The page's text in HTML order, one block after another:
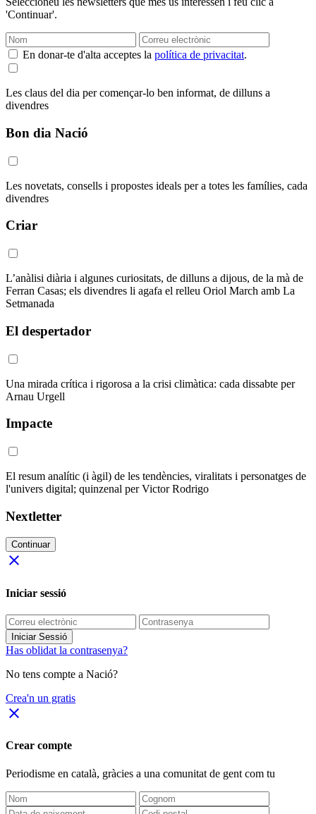
'Continuar'.
En donar-te d'alta acceptes la política de privacitat.
Les claus del dia per començar-lo ben informat, de dilluns a
divendres
Bon dia Nació
Les novetats, consells i propostes ideals per a totes les famílies, cada
divendres
Criar
L’anàlisi diària i algunes curiositats, de dilluns a dijous, de la mà de
Ferran Casas; els divendres li agafa el relleu Oriol March amb La
Setmanada
El despertador
Una mirada crítica i rigorosa a la crisi climàtica: cada dissabte per
Arnau Urgell
Impacte
El resum analític (i àgil) de les tendències, viralitats i personatges de
l'univers digital; quinzenal per Victor Rodrigo
Nextletter
Continuar
close
Iniciar sessió
Iniciar Sessió
Has oblidat la contrasenya?
No tens compte a Nació?
Crea'n un gratis
close
Crear compte
Periodisme en català, gràcies a una comunitat de gent com tu